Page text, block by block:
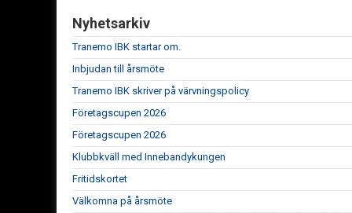
Nyhetsarkiv
Tranemo IBK startar om.
Inbjudan till årsmöte
Tranemo IBK skriver på värvningspolicy
Företagscupen 2026
Företagscupen 2026
Klubbkväll med Innebandykungen
Fritidskortet
Välkomna på årsmöte